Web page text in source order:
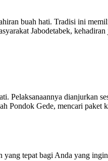
buah hati. Tradisi ini
Jabodetabek, kehadiran
Pelaksanaannya dianjurkan
Pondok Gede, mencari paket
tepat bagi Anda yang